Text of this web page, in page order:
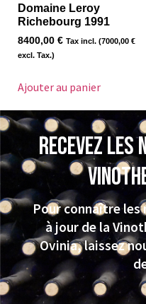
Domaine Leroy
Richebourg 1991
8400,00 € Tax incl. (7000,00 €
excl. Tax.)
Ajouter au panier
Recevez les
Pour connaître les
à jour de la
Ovinia, laissez